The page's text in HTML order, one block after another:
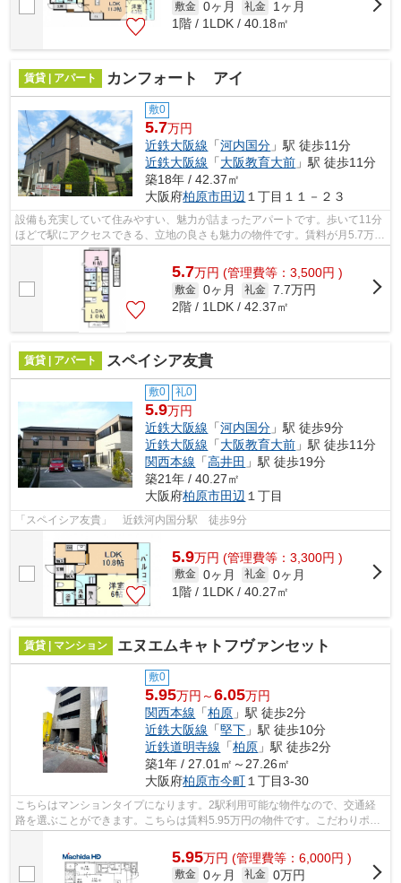
敷金 0ヶ月 礼金
1ヶ月
1階 / 1LDK / 40.18㎡
賃貸 | アパート カンフォート アイ
敷0
5.7万円
近鉄大阪線 「河内国分 」駅 徒歩11分
近鉄大阪線 「大阪教育大前 」駅 徒歩11分
築18年 / 42.37㎡
大阪府柏原市田辺 １丁目１１－２３
設備も充実していて住みやすい、魅力が詰まったアパートです。歩いて11分
ほどで駅にアクセスできる、立地の良さも魅力の物件です。賃料が月5.7万円
の物件です。柏原市エリアでの住まい...
5.7万円 (管理費等：3,500円 )
敷金 0ヶ月 礼金 7.7万円
2階 / 1LDK / 42.37㎡
賃貸 | アパート スペイシア友貴
敷0 礼0
5.9万円
近鉄大阪線 「河内国分 」駅 徒歩9分
近鉄大阪線 「大阪教育大前 」駅 徒歩11分
関西本線 「高井田 」駅 徒歩19分
築21年 / 40.27㎡
大阪府柏原市田辺 １丁目
「スペイシア友貴」 近鉄河内国分駅 徒歩9分
5.9万円 (管理費等：3,300円 )
敷金 0ヶ月 礼金 0ヶ月
1階 / 1LDK / 40.27㎡
賃貸 | マンション エヌエムキャトフヴァンセット
敷0
5.95万円～6.05万円
関西本線 「柏原 」駅 徒歩2分
近鉄大阪線 「堅下 」駅 徒歩10分
近鉄道明寺線 「柏原 」駅 徒歩2分
築1年 / 27.01㎡～27.26㎡
大阪府柏原市今町 １丁目3-30
こちらはマンションタイプになります。2駅利用可能な物件なので、交通経
路を選ぶことができます。こちらは賃料5.95万円の物件です。こだわりポイ
5.95万円 (管理費等：6,000円 )
敷金 0ヶ月 礼金 0万円